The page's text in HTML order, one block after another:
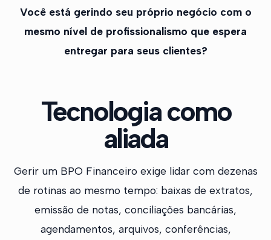
Você está gerindo seu próprio negócio com o
mesmo nível de profissionalismo que espera
entregar para seus clientes?
Tecnologia como
aliada
Gerir um BPO Financeiro exige lidar com dezenas
de rotinas ao mesmo tempo: baixas de extratos,
emissão de notas, conciliações bancárias,
agendamentos, arquivos, conferências,